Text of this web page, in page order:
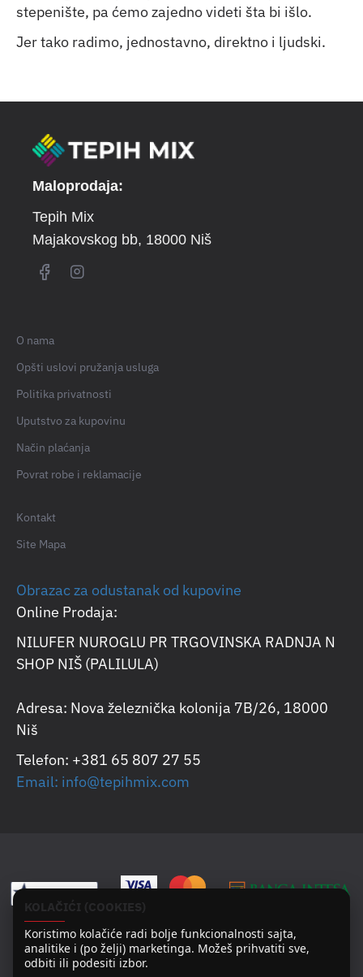
stepenište, pa ćemo zajedno videti šta bi išlo.
Jer tako radimo, jednostavno, direktno i ljudski.
Maloprodaja:
Tepih Mix
Majakovskog bb, 18000 Niš
O nama
Opšti uslovi pružanja usluga
Politika privatnosti
Uputstvo za kupovinu
Način plaćanja
Povrat robe i reklamacije
Kontakt
Site Mapa
Obrazac za odustanak od kupovine
Online Prodaja:
NILUFER NUROGLU PR TRGOVINSKA RADNJA N
SHOP NIŠ (PALILULA)
Adresa: Nova železnička kolonija 7B/26, 18000
Niš
Telefon: +381 65 807 27 55
Email: info@tepihmix.com
KOLAČIĆI (COOKIES)
Koristimo kolačiće radi bolje funkcionalnosti sajta,
analitike i (po želji) marketinga. Možeš prihvatiti sve,
odbiti ili podesiti izbor.